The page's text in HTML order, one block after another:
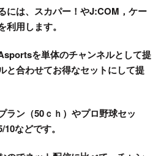
には、スカパー！やJ:COM，ケー
用します。
を単体のチャンネルとして提
と合わせてお得なセットにして提
ラン（50ｃｈ）やプロ野球セッ
などです。